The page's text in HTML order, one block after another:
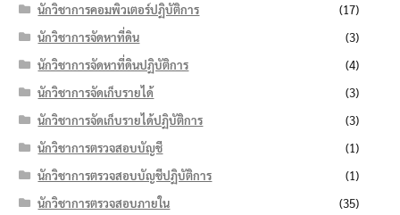
นักวิชาการคอมพิวเตอร์ปฏิบัติการ
(17)
นักวิชาการจัดหาที่ดิน
(3)
นักวิชาการจัดหาที่ดินปฏิบัติการ
(4)
นักวิชาการจัดเก็บรายได้
(3)
นักวิชาการจัดเก็บรายได้ปฏิบัติการ
(3)
นักวิชาการตรวจสอบบัญชี
(1)
นักวิชาการตรวจสอบบัญชีปฏิบัติการ
(1)
นักวิชาการตรวจสอบภายใน
(35)